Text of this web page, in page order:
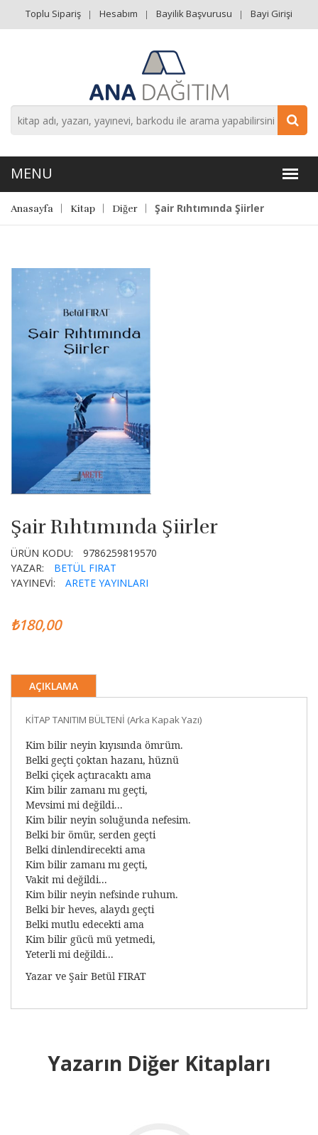
Toplu Sipariş Hesabım Bayilik Başvurusu Bayi Girişi
Anasayfa Kitap Diğer Şair Rıhtımında Şiirler
Şair Rıhtımında Şiirler
ÜRÜN KODU:
9786259819570
YAZAR:
BETÜL FIRAT
YAYINEVİ:
ARETE YAYINLARI
₺180,00
AÇIKLAMA
KİTAP TANITIM BÜLTENİ (Arka Kapak Yazı)
Kim bilir neyin kıyısında ömrüm.
Belki geçti çoktan hazanı, hüznü
Belki çiçek açtıracaktı ama
Kim bilir zamanı mı geçti,
Mevsimi mi değildi...
Kim bilir neyin soluğunda nefesim.
Belki bir ömür, serden geçti
Belki dinlendirecekti ama
Kim bilir zamanı mı geçti,
Vakit mi değildi...
Kim bilir neyin nefsinde ruhum.
Belki bir heves, alaydı geçti
Belki mutlu edecekti ama
Kim bilir gücü mü yetmedi,
Yeterli mi değildi...
Yazar ve Şair Betül FIRAT
Yazarın Diğer Kitapları